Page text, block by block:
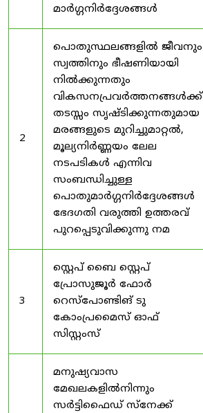
മാർഗ്ഗനിർദ്ദേശങ്ങൾ
2
പൊതുസ്ഥലങ്ങളിൽ ജീവനും
സ്വത്തിനും ഭീഷണിയായി
നിൽക്കുന്നതും
വികസനപ്രവർത്തനങ്ങൾക്ക്
തടസ്സം സൃഷ്ടിക്കുന്നതുമായ
മരങ്ങളുടെ മുറിച്ചുമാറ്റൽ,
മൂല്യനിർണ്ണയം ലേല
നടപടികൾ എന്നിവ
സംബന്ധിച്ചുള്ള
പൊതുമാർഗ്ഗനിർദ്ദേശങ്ങൾ
ഭേദഗതി വരുത്തി ഉത്തരവ്
പുറപ്പെടുവിക്കുന്നു നമ
3
സ്റ്റെപ് ബൈ സ്റ്റെപ്
പ്രോസുജൂർ ഫോർ
റെസ്‌പോണ്ടിങ് ടു
കോംപ്രമൈസ് ഓഫ്
സിസ്റ്റംസ്
മനുഷ്യവാസ
മേഖലകളിൽനിന്നും
സർട്ടിഫൈഡ് സ്നേക്ക്